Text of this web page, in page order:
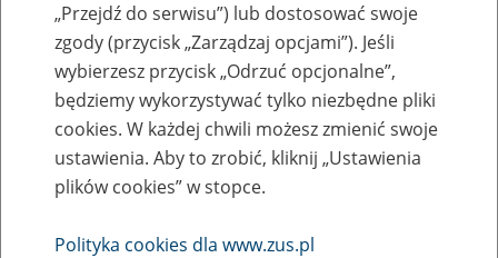
Zaproś ZUS do siebie - zakładanie profili
eZUS w siedzibie Twojej firmy
Rodzaj wydarzenia
„Przejdź do serwisu”) lub dostosować swoje
zgody (przycisk „Zarządzaj opcjami”). Jeśli
wybierzesz przycisk „Odrzuć opcjonalne”,
będziemy wykorzystywać tylko niezbędne pliki
cookies. W każdej chwili możesz zmienić swoje
ustawienia. Aby to zrobić, kliknij „Ustawienia
plików cookies” w stopce.
Polityka cookies dla www.zus.pl